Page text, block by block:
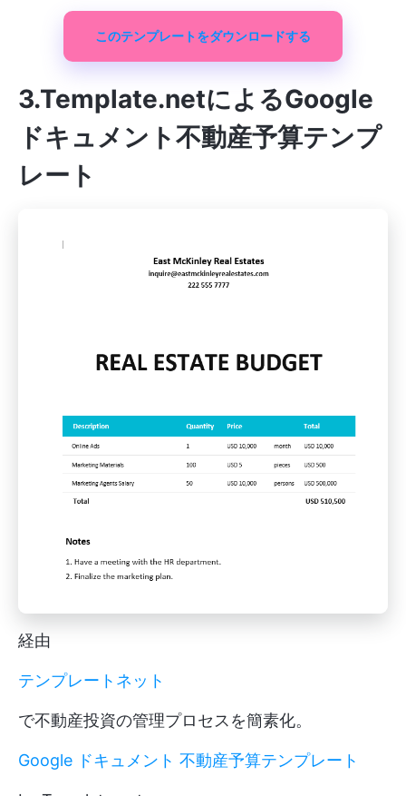
このテンプレートをダウンロードする
3.Template.netによるGoogle
ドキュメント不動産予算テンプ
レート
経由
テンプレートネット
で不動産投資の管理プロセスを簡素化。
Google ドキュメント 不動産予算テンプレート